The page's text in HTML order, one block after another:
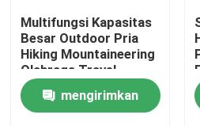
Peralatan anti peluru
Ransel Taktis Militer
Multifungsi Kapasitas
Besar Outdoor Pria
Hiking Mountaineering
Olahraga Travel
Camping Rucksack
Tas ransel Asal Taktis
mengirimkan